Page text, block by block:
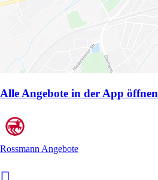
Alle Angebote in der App öffnen
Rossmann Angebote